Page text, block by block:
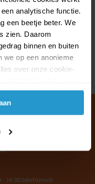
analytische functie.
een beetje beter. We
zien. Daarom
binnen en buiten
we op een anonieme
over onze cookie-
& FAQ
- 16:00 telefonisch